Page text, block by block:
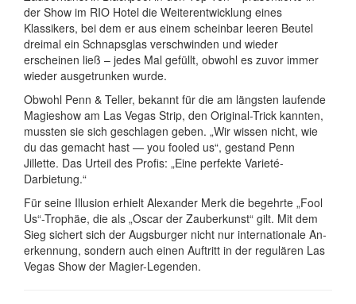
der Show im RIO Hotel die Weiter­ent­wicklung eines
Klassikers, bei dem er aus einem scheinbar leeren Beutel
dreimal ein Schnapsglas verschwinden und wieder
erscheinen ließ – jedes Mal gefüllt, obwohl es zuvor immer
wieder ausgetrunken wurde.
Obwohl Penn & Teller, bekannt für die am längsten laufende
Magieshow am Las Vegas Strip, den Original-Trick kannten,
mussten sie sich geschlagen geben. „Wir wissen nicht, wie
du das gemacht hast — you fooled us“, gestand Penn
Jillette. Das Urteil des Profis: „Eine perfekte Varieté-
Darbietung.“
Für seine Illusion erhielt Alexander Merk die begehrte „Fool
Us“-Trophäe, die als „Oscar der Zauber­kunst“ gilt. Mit dem
Sieg sichert sich der Augsburger nicht nur inter­natio­nale An­
er­kennung, sondern auch einen Auftritt in der regulären Las
Vegas Show der Magier-Legenden.